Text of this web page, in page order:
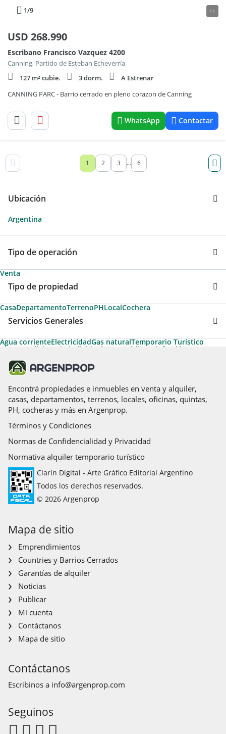
1/9 11
USD 268.990
Escribano Francisco Vazquez 4200
Canning, Partido de Esteban Echeverría
127 m² cubie.
3 dorm.
A Estrenar
CANNING PARC - Barrio cerrado en pleno corazon de Canning
WhatsApp Contactar
1 2 3 ... 6
Ubicación
Argentina
Tipo de operación
Venta
Tipo de propiedad
CasaDepartamentoTerrenoPHLocalCochera
Servicios Generales
Agua corrienteElectricidadGas naturalTemporario Turístico
Aire acondicionado individual Apto Crédito Calefacción
AscensorCableTermotanque
Acepta PermutaEspacio para vehículo
Artefactos de cocina
Encontrá propiedades e inmuebles en venta y alquiler,
casas, departamentos, terrenos, locales, oficinas, quintas,
PH, cocheras y más en Argenprop.
Términos y Condiciones
Normas de Confidencialidad y Privacidad
Normativa alquiler temporario turístico
Clarín Digital - Arte Gráfico Editorial Argentino
Todos los derechos reservados.
© 2026 Argenprop
Mapa de sitio
Emprendimientos
Countries y Barrios Cerrados
Garantías de alquiler
Noticias
Publicar
Mi cuenta
Contáctanos
Mapa de sitio
Contáctanos
Escribinos a info@argenprop.com
Seguinos